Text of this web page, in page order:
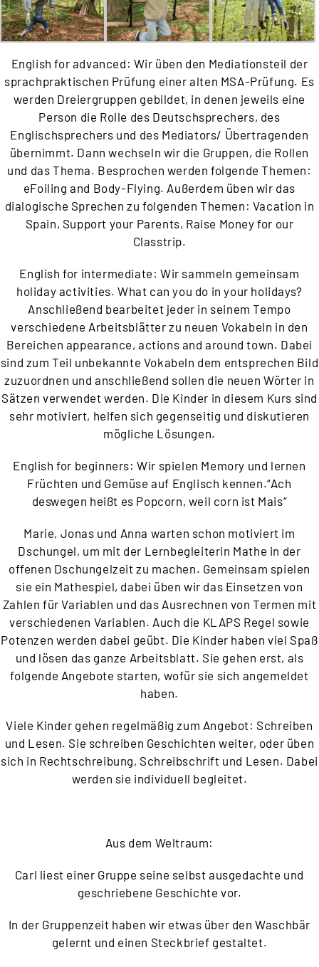
English for advanced: Wir üben den Mediationsteil der
sprachpraktischen Prüfung einer alten MSA-Prüfung. Es
werden Dreiergruppen gebildet, in denen jeweils eine
Person die Rolle des Deutschsprechers, des
Englischsprechers und des Mediators/ Übertragenden
übernimmt. Dann wechseln wir die Gruppen, die Rollen
und das Thema. Besprochen werden folgende Themen:
eFoiling and Body-Flying. Außerdem üben wir das
dialogische Sprechen zu folgenden Themen: Vacation in
Spain, Support your Parents, Raise Money for our
Classtrip.
English for intermediate: Wir sammeln gemeinsam
holiday activities. What can you do in your holidays?
Anschließend bearbeitet jeder in seinem Tempo
verschiedene Arbeitsblätter zu neuen Vokabeln in den
Bereichen appearance, actions and around town. Dabei
sind zum Teil unbekannte Vokabeln dem entsprechen Bild
zuzuordnen und anschließend sollen die neuen Wörter in
Sätzen verwendet werden. Die Kinder in diesem Kurs sind
sehr motiviert, helfen sich gegenseitig und diskutieren
mögliche Lösungen.
English for beginners: Wir spielen Memory und lernen
Früchten und Gemüse auf Englisch kennen.“Ach
deswegen heißt es Popcorn, weil corn ist Mais“
Marie, Jonas und Anna warten schon motiviert im
Dschungel, um mit der Lernbegleiterin Mathe in der
offenen Dschungelzeit zu machen. Gemeinsam spielen
sie ein Mathespiel, dabei üben wir das Einsetzen von
Zahlen für Variablen und das Ausrechnen von Termen mit
verschiedenen Variablen. Auch die KLAPS Regel sowie
Potenzen werden dabei geübt. Die Kinder haben viel Spaß
und lösen das ganze Arbeitsblatt. Sie gehen erst, als
folgende Angebote starten, wofür sie sich angemeldet
haben.
Viele Kinder gehen regelmäßig zum Angebot: Schreiben
und Lesen. Sie schreiben Geschichten weiter, oder üben
sich in Rechtschreibung, Schreibschrift und Lesen. Dabei
werden sie individuell begleitet.
Aus dem Weltraum:
Carl liest einer Gruppe seine selbst ausgedachte und
geschriebene Geschichte vor.
In der Gruppenzeit haben wir etwas über den Waschbär
gelernt und einen Steckbrief gestaltet.